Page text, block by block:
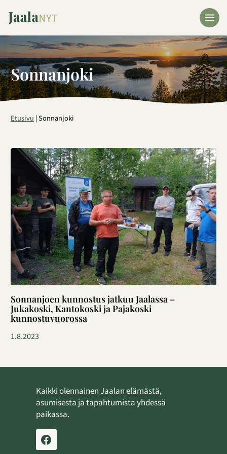
sisältöön
Sonnanjoki
Etusivu|Sonnanjoki
Sonnanjoen kunnostus jatkuu Jaalassa –
Jukakoski, Kantokoski ja Pajakoski
kunnostuvuorossa
1.8.2023
Kaikki olennainen Jaalan elämästä,
asumisesta ja tapahtumista yhdessä
paikassa.